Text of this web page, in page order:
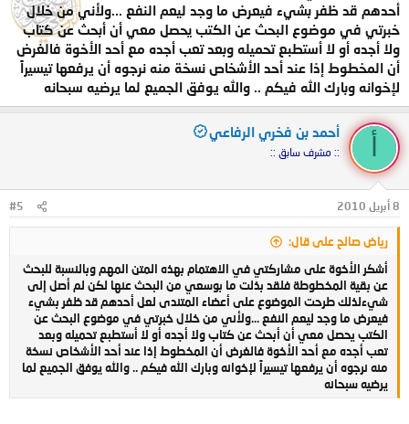
أحدهم قد ظفر بشيء فيعرض ما وجد ليعم النفع ...ولأني من خلال
خبرتي في موضوع البحث عن الكتب يحصل معي أن أبحث عن كتاب
ولا أجده أو لا أستطبع تحميله وبعد تعب أجده مع أحد الأخوة فالغرض
أن المخطوط إذا عند أحد الأشخاص نسخة منه نرجوه أن يرفعها تيسيراً
لإخوانه وبارك الله فيكم .. والله يوفق الجميع لما يرضيه سبحانه
أحمد بن فخري الرفاعي
:: مشرف سابق ::
8 أبريل 2010 #5
رياض صالح على قال:
أشكر الأخوة على مشاركتي في الاهتمام بهذه المتن المهم وبالنسبة للبحث
عن بقية المخطوطة فلقد بذلت ما بوسعي من البحث عنها لكن لم أصل إلى
شيءلذلك طرحت الموضوع على أعضاء المتندى لعل أحدهم قد ظفر بشيء
فيعرض ما وجد ليعم النفع ...ولأني من خلال خبرتي في موضوع البحث عن
الكتب يحصل معي أن أبحث عن كتاب ولا أجده أو لا أستطبع تحميله وبعد
تعب أجده مع أحد الأخوة فالغرض أن المخطوط إذا عند أحد الأشخاص نسخة
منه نرجوه أن يرفعها تيسيراً لإخوانه وبارك الله فيكم .. والله يوفق الجميع لما
يرضيه سبحانه